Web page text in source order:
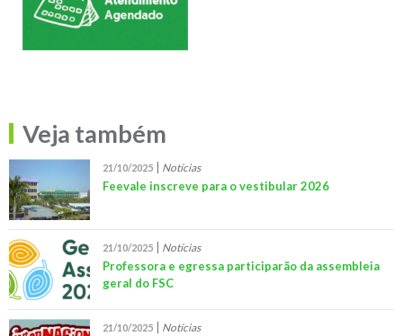
Veja também
21/10/2025 Notícias
Feevale inscreve para o vestibular 2026
21/10/2025 Notícias
Professora e egressa participarão da assembleia
geral do FSC
21/10/2025 Notícias